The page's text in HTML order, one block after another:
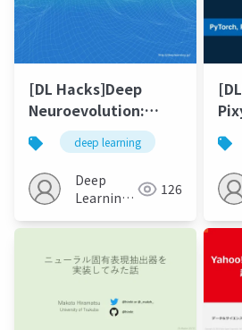
[DL Hacks]Deep
Neuroevolution:
Genetic Algorithms
Are a Competitive
Alternative for
Training Deep Neural
Networks for
Learning
deep learning
Deep
Learning
126
る
装